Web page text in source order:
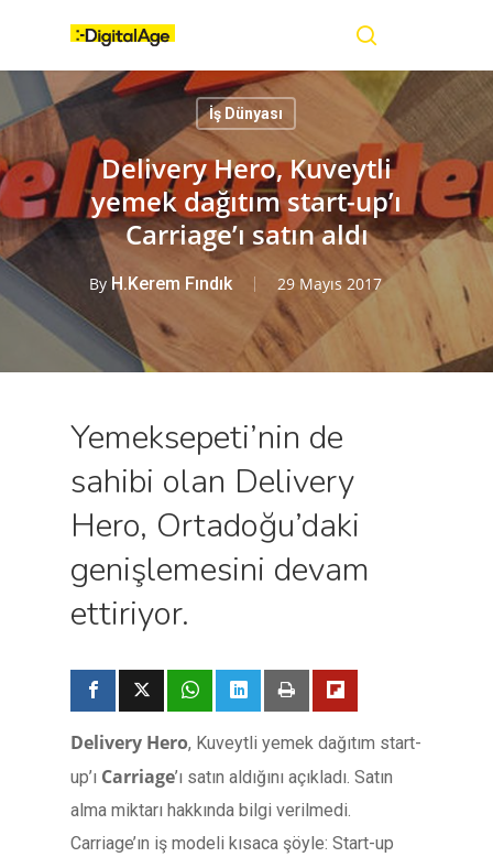
content
İş Dünyası
Delivery Hero, Kuveytli
yemek dağıtım start-up’ı
Carriage’ı satın aldı
By H.Kerem Fındık 29 Mayıs 2017
Yemeksepeti’nin de
sahibi olan Delivery
Hero, Ortadoğu’daki
genişlemesini devam
ettiriyor.
Delivery Hero, Kuveytli yemek dağıtım start-
up’ı Carriage’ı satın aldığını açıkladı. Satın
alma miktarı hakkında bilgi verilmedi.
Carriage’ın iş modeli kısaca şöyle: Start-up